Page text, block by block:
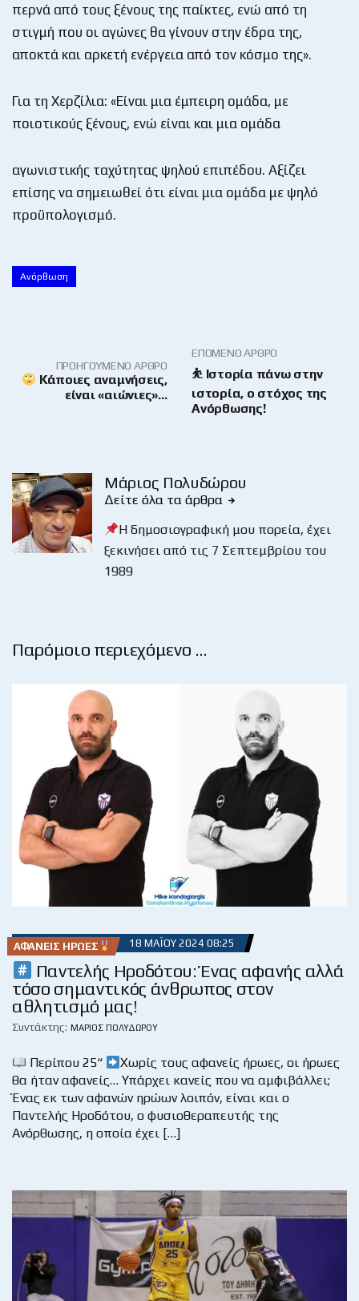
περνά από τους ξένους της παίκτες, ενώ από τη
στιγμή που οι αγώνες θα γίνουν στην έδρα της,
αποκτά και αρκετή ενέργεια από τον κόσμο της».
Για τη Χερζίλια: «Είναι μια έμπειρη ομάδα, με
ποιοτικούς ξένους, ενώ είναι και μια ομάδα
αγωνιστικής ταχύτητας ψηλού επιπέδου. Αξίζει
επίσης να σημειωθεί ότι είναι μια ομάδα με ψηλό
προϋπολογισμό.
Ανόρθωση
ΠΡΟΗΓΟΎΜΕΝΟ ΆΡΘΡΟ
Κάποιες αναμνήσεις,
είναι «αιώνιες»…
ΕΠΌΜΕΝΟ ΆΡΘΡΟ
⛹️ Ιστορία πάνω στην
ιστορία, ο στόχος της
Ανόρθωσης!
Μάριος Πολυδώρου
Δείτε όλα τα άρθρα
Η δημοσιογραφική μου πορεία, έχει
ξεκινήσει από τις 7 Σεπτεμβρίου του
1989
Παρόμοιο περιεχόμενο …
ΑΦΑΝΕΊΣ ΉΡΩΕΣ 18 ΜΑΪ́ΟΥ 2024 08:25
Παντελής Ηροδότου: Ένας αφανής αλλά
τόσο σημαντικός άνθρωπος στον
αθλητισμό μας!
Συντάκτης: ΜΆΡΙΟΣ ΠΟΛΥΔΏΡΟΥ
Περίπου 25“
Χωρίς τους αφανείς ήρωες, οι ήρωες
θα ήταν αφανείς… Υπάρχει κανείς που να αμφιβάλλει;
Ένας εκ των αφανών ηρώων λοιπόν, είναι και ο
Παντελής Ηροδότου, ο φυσιοθεραπευτής της
Ανόρθωσης, η οποία έχει […]